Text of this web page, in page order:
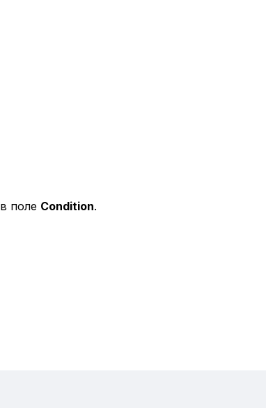
в поле Condition.